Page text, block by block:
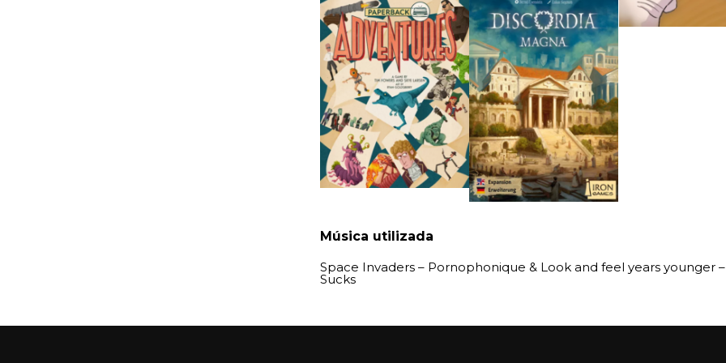
Música utilizada
Space Invaders – Pornophonique & Look and feel years younger
Sucks